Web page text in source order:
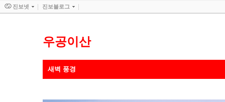
우공이산
새벽 풍경
진보넷 진보블로그